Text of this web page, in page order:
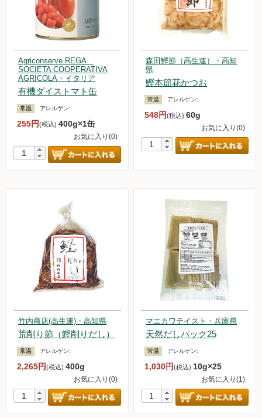
Agriconserve REGA
SOCIETA COOPERATIVA
AGRICOLA・イタリア
有機ダイストマト缶
常温 アレルゲン:
255円(税込) 400g×1缶
お気に入り(0)
森田鰹節（高生連）・高知
県
鰹本節花かつお
常温 アレルゲン:
548円(税込)60g
お気に入り(0)
竹内商店(高生連)・高知県
荒削り節（鰹削りだし）
常温 アレルゲン:
2,265円(税込) 400g
お気に入り(0)
マエカワテイスト・兵庫県
天然だしパック25
常温 アレルゲン:
1,030円(税込) 10g×25
お気に入り(1)